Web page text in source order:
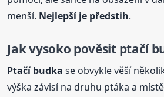
menší. Nejlepší je předstih.
Jak vysoko pověsit ptačí
Ptačíbudka se obvykle věší
výška závisí na druhu ptáka a